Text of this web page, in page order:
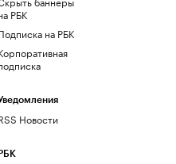
РБК
на РБК
Новости
РБК